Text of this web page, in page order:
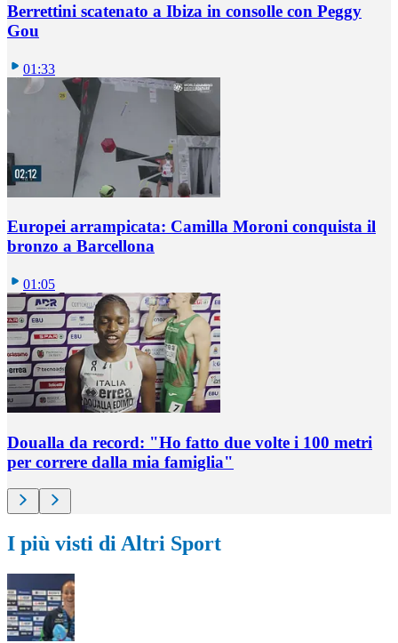
Berrettini scatenato a Ibiza in consolle con Peggy
Gou
01:33
Europei arrampicata: Camilla Moroni conquista il
bronzo a Barcellona
01:05
Doualla da record: "Ho fatto due volte i 100 metri
per correre dalla mia famiglia"
I più visti di Altri Sport